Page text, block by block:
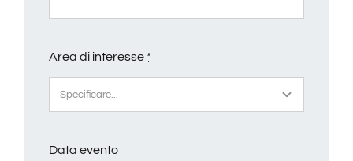
Area di interesse *
Data evento